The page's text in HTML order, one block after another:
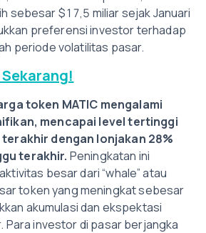
sebesar $17,5 miliar sejak Januari
preferensi investor terhadap
periode volatilitas pasar.
token MATIC mengalami
mencapai level tertinggi
terakhir dengan lonjakan 28%
terakhir. Peningkatan ini
besar dari “whale” atau
token yang meningkat sebesar
akumulasi dan ekspektasi
Para investor di pasar berjangka